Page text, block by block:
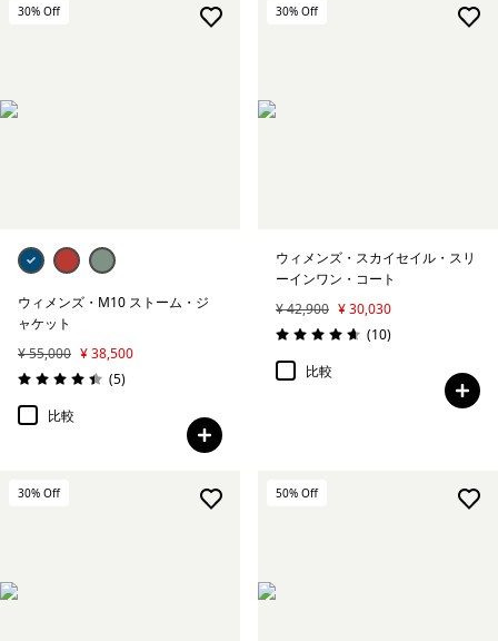
30% Off
ウィメンズ・M10 ストーム・ジ
ャケット
¥ 55,000 ¥ 38,500
評価: 4.4 / 5
(5レビュー
)
比較
30% Off
ウィメンズ・スカイセイル・スリ
ーインワン・コート
¥ 42,900 ¥ 30,030
評価: 4.7 / 5
(10レビュー
)
比較
30% Off 50% Off